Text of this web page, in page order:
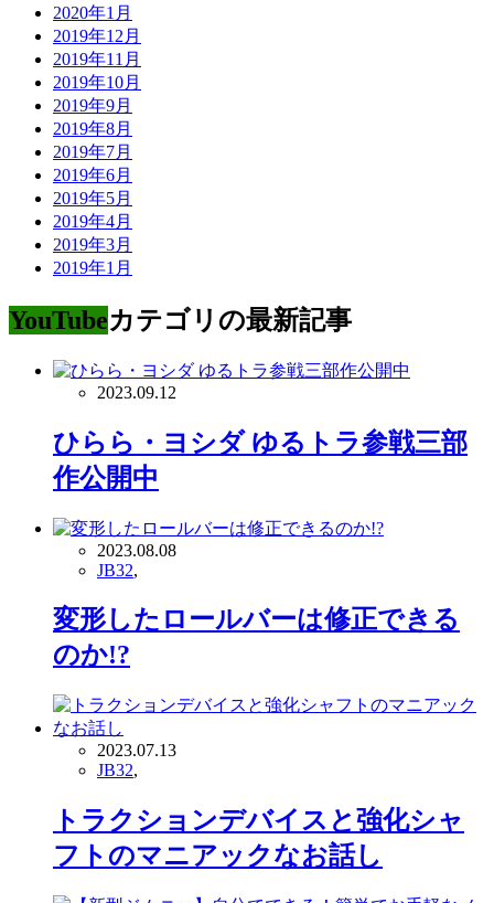
2020年1月
2019年12月
2019年11月
2019年10月
2019年9月
2019年8月
2019年7月
2019年6月
2019年5月
2019年4月
2019年3月
2019年1月
YouTubeカテゴリの最新記事
2023.09.12
ひらら・ヨシダ ゆるトラ参戦三部
作公開中
2023.08.08
JB32,
変形したロールバーは修正できる
のか!?
2023.07.13
JB32,
トラクションデバイスと強化シャ
フトのマニアックなお話し